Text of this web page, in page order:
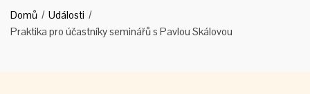
Domů
Události
Praktika pro účastníky seminářů s Pavlou Skálovou